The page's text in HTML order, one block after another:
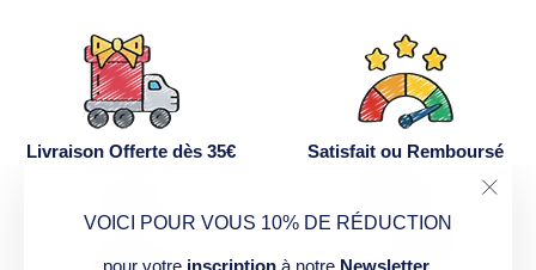
VOICI POUR VOUS 10% DE RÉDUCTION
Livraison Offerte dès 35€ Satisfait ou Remboursé